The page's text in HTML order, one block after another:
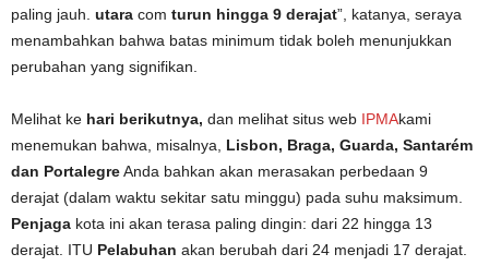
paling jauh. utara com turun hingga 9 derajat”, katanya, seraya
menambahkan bahwa batas minimum tidak boleh menunjukkan
perubahan yang signifikan.
Melihat ke hari berikutnya, dan melihat situs web IPMAkami
menemukan bahwa, misalnya, Lisbon, Braga, Guarda, Santarém
dan PortalegreAnda bahkan akan merasakan perbedaan 9
derajat (dalam waktu sekitar satu minggu) pada suhu maksimum.
Penjaga kota ini akan terasa paling dingin: dari 22 hingga 13
derajat. ITU Pelabuhan akan berubah dari 24 menjadi 17 derajat.